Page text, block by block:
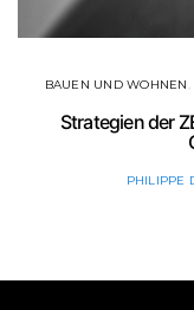
BAUEN UND WOHNEN
Strategien der
PHILIPPE